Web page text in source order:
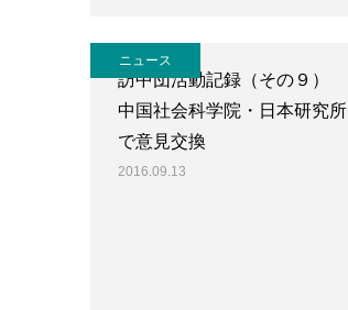
ニュース
訪中団活動記録（その９）
中国社会科学院・日本研究所
で意見交換
2016.09.13